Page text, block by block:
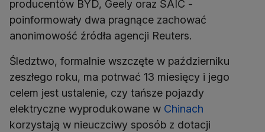
producentów BYD, Geely oraz SAIC -
poinformowały dwa pragnące zachować
anonimowość źródła agencji Reuters.
Śledztwo, formalnie wszczęte w październiku
zeszłego roku, ma potrwać 13 miesięcy i jego
celem jest ustalenie, czy tańsze pojazdy
elektryczne wyprodukowane w Chinach
korzystają w nieuczciwy sposób z dotacji